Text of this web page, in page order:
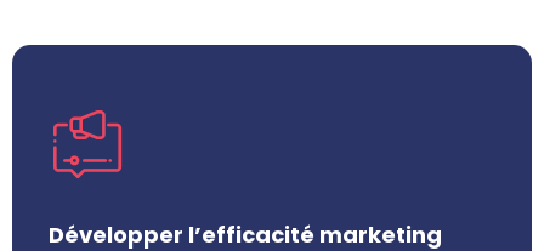
Développer l’efficacité marketing